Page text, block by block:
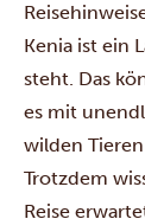
Kenia ist ein
steht. Das
es mit
wilden
Trotzdem
Reise